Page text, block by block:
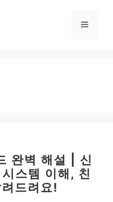
메
완벽 해설 | 신
스템 이해, 친
드려요!